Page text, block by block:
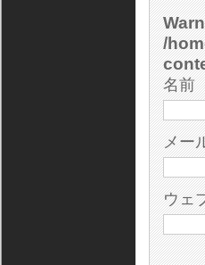
/
名前
メー
ウェ